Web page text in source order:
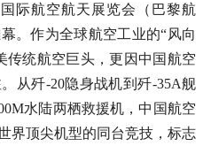
际航空航天展览会（巴黎航
。作为全球航空工业的“风向
传统航空巨头，更因中国航空
从歼-20隐身战机到歼-35A舰
水陆两栖救援机，中国航空
界顶尖机型的同台竞技，标志